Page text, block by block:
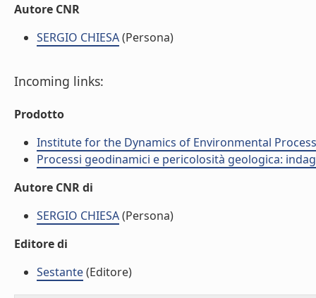
Autore CNR
SERGIO CHIESA(Persona)
Incoming links:
Prodotto
Institute for the Dynamics of Environmental
Processi geodinamici e pericolosità geologica:
Autore CNR di
SERGIO CHIESA(Persona)
Editore di
Sestante(Editore)